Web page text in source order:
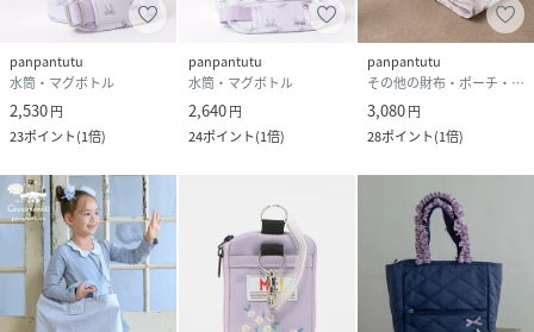
panpantutu
水筒・マグボトル
2,530円
23ポイント(1倍)
panpantutu
水筒・マグボトル
2,640円
24ポイント(1倍)
panpantutu
その他の財布・ポーチ・ケース
3,080円
28ポイント(1倍)